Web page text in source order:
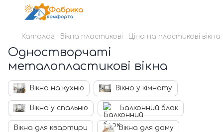
Каталог Вікна пластикові Ціна на пластикові вікна
Одностворчаті
металопластикові вікна
Вікно на кухню Вікно у кімнату
Вікно у спальню Балконний блок
Вікна для квартири Вікна для дому